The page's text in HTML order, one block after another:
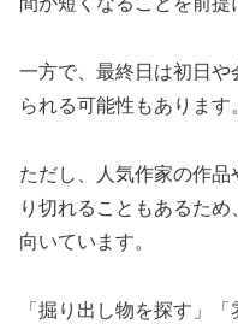
一方で、最終日は初日
られる可能性もあります
ただし、人気作家の作
り切れることもあるた
向いています。
「掘り出し物を探す」